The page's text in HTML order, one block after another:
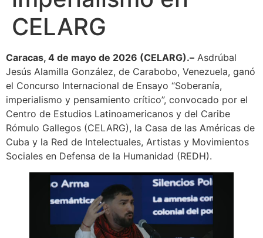
CELARG
Caracas, 4 de mayo de 2026 (CELARG).– Asdrúbal
Jesús Alamilla González, de Carabobo, Venezuela, ganó
el Concurso Internacional de Ensayo “Soberanía,
imperialismo y pensamiento crítico”, convocado por el
Centro de Estudios Latinoamericanos y del Caribe
Rómulo Gallegos (CELARG), la Casa de las Américas de
Cuba y la Red de Intelectuales, Artistas y Movimientos
Sociales en Defensa de la Humanidad (REDH).